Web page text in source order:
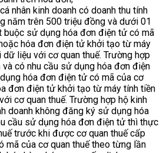
nhân kinh doanh có doanh thu tính
năm trên 500 triệu đồng và dưới 01
buộc sử dụng hóa đơn điện tử có mã
hóa đơn điện tử khởi tạo từ máy
liệu với cơ quan thuế. Trường hợp
có nhu cầu sử dụng hóa đơn điện
hóa đơn điện tử có mã của cơ
đơn điện tử khởi tạo từ máy tính tiền
cơ quan thuế. Trường hợp hộ kinh
doanh không đăng ký sử dụng hóa
cầu sử dụng hóa đơn điện tử thì thực
trước khi được cơ quan thuế cấp
mã của cơ quan thuế theo từng lần